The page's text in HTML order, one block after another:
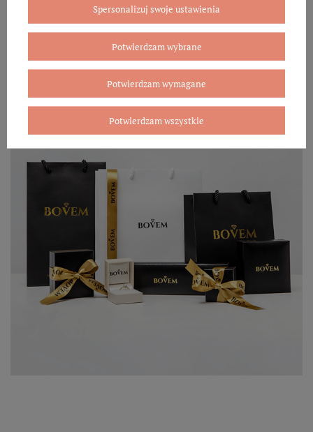
mogą się różnić ze względu na wybrany asortyment.
Spersonalizuj swoje ustawienia
Potwierdzam wybrane
Potwierdzam wymagane
Potwierdzam wszystkie